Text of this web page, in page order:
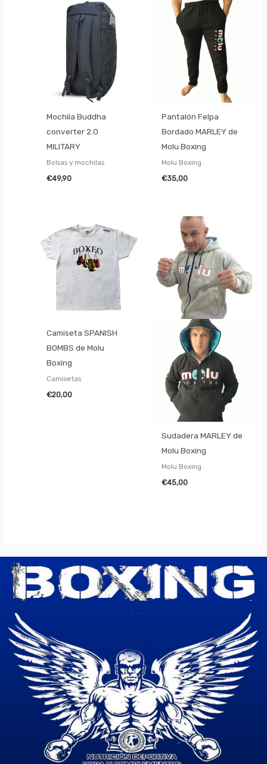
Mochila Buddha
converter 2.0
MILITARY
Bolsas y mochilas
€49,90
Pantalón Felpa
Bordado MARLEY de
Molu Boxing
Molu Boxing
€35,00
Camiseta SPANISH
BOMBS de Molu
Boxing
Camisetas
€20,00
Sudadera MARLEY de
Molu Boxing
Molu Boxing
€45,00